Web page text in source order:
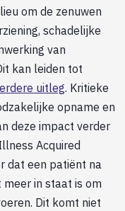
om de zenuwen
schadelijke
van
kan leiden tot
uitleg. Kritieke
opname en
deze impact verder
Acquired
dat een patiënt na
in staat is om
Dit komt niet